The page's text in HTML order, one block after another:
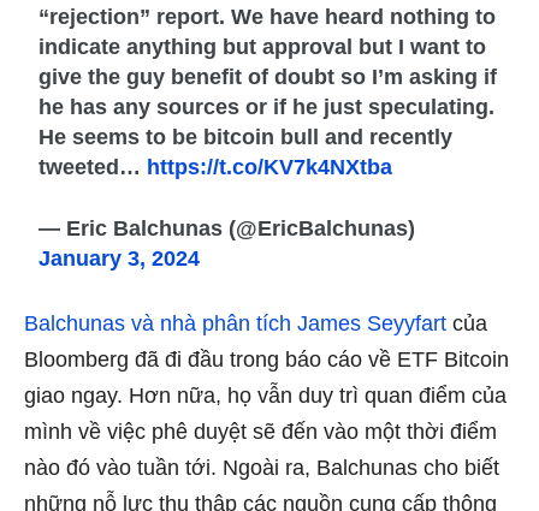
“rejection” report. We have heard nothing to
indicate anything but approval but I want to
give the guy benefit of doubt so I’m asking if
he has any sources or if he just speculating.
He seems to be bitcoin bull and recently
tweeted… https://t.co/KV7k4NXtba
— Eric Balchunas (@EricBalchunas)
January 3, 2024
Balchunas và nhà phân tích James Seyyfart của
Bloomberg đã đi đầu trong báo cáo về ETF Bitcoin
giao ngay. Hơn nữa, họ vẫn duy trì quan điểm của
mình về việc phê duyệt sẽ đến vào một thời điểm
nào đó vào tuần tới. Ngoài ra, Balchunas cho biết
những nỗ lực thu thập các nguồn cung cấp thông